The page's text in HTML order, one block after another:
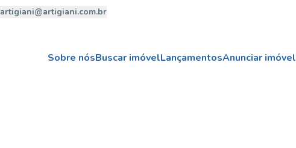
artigiani@artigiani.com.br
Sobre nósBuscar imóvelLançamentosAnunciar imóvel